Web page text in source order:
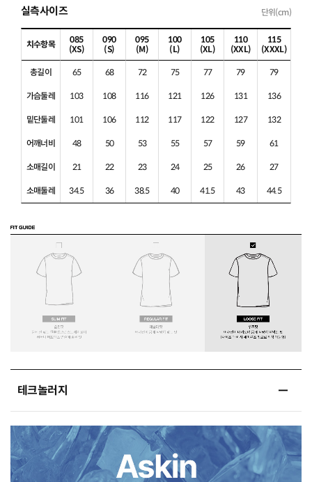
실측사이즈 단위(cm)
치수항목
085
(XS)
090
(S)
095
(M)
100
(L)
105
(XL)
110
(XXL)
115
(XXXL)
총길이 65 68 72 75 77 79 79
가슴둘레 103 108 116 121 126 131 136
밑단둘레 101 106 112 117 122 127 132
어깨너비 48 50 53 55 57 59 61
소매길이 21 22 23 24 25 26 27
소매둘레 34.5 36 38.5 40 41.5 43 44.5
테크놀러지